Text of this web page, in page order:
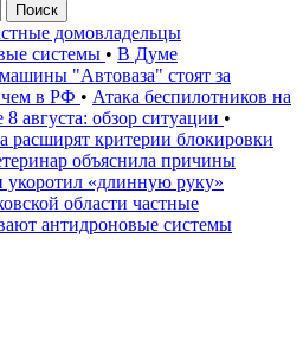
Поиск
домовладельцы
системы • В Думе
"Автоваза" стоят за
чем в РФ • Атака беспилотников на
августа: обзор ситуации •
расширят критерии блокировки
объяснила причины
«длинную руку»
области частные
антидроновые системы